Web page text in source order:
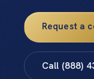
Request a
Call (888)